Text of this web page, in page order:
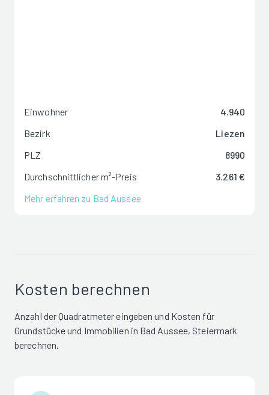
Einwohner
4.940
Bezirk
Liezen
PLZ
8990
Durchschnittlicher m²-Preis
3.261 €
Mehr erfahren zu Bad Aussee
Kosten berechnen
Anzahl der Quadratmeter eingeben und Kosten für
Grundstücke und Immobilien in Bad Aussee, Steiermark
berechnen.